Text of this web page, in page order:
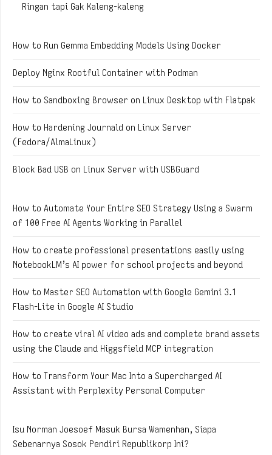
Ringan tapi Gak Kaleng-kaleng
How to Run Gemma Embedding Models Using Docker
Deploy Nginx Rootful Container with Podman
How to Sandboxing Browser on Linux Desktop with Flatpak
How to Hardening Journald on Linux Server
(Fedora/AlmaLinux)
Block Bad USB on Linux Server with USBGuard
How to Automate Your Entire SEO Strategy Using a Swarm
of 100 Free AI Agents Working in Parallel
How to create professional presentations easily using
NotebookLM’s AI power for school projects and beyond
How to Master SEO Automation with Google Gemini 3.1
Flash-Lite in Google AI Studio
How to create viral AI video ads and complete brand assets
using the Claude and Higgsfield MCP integration
How to Transform Your Mac Into a Supercharged AI
Assistant with Perplexity Personal Computer
Isu Norman Joesoef Masuk Bursa Wamenhan, Siapa
Sebenarnya Sosok Pendiri Republikorp Ini?